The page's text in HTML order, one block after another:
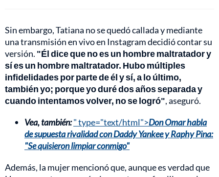
Sin embargo, Tatiana no se quedó callada y mediante
una transmisión en vivo en Instagram decidió contar su
versión. "Él dice que no es un hombre maltratador y
sí es un hombre maltratador. Hubo múltiples
infidelidades por parte de él y sí, a lo último,
también yo; porque yo duré dos años separada y
cuando intentamos volver, no se logró", aseguró.
Vea, también:" type="text/html">Don Omar habla
de supuesta rivalidad con Daddy Yankee y Raphy Pina:
"Se quisieron limpiar conmigo"
Además, la mujer mencionó que, aunque es verdad que